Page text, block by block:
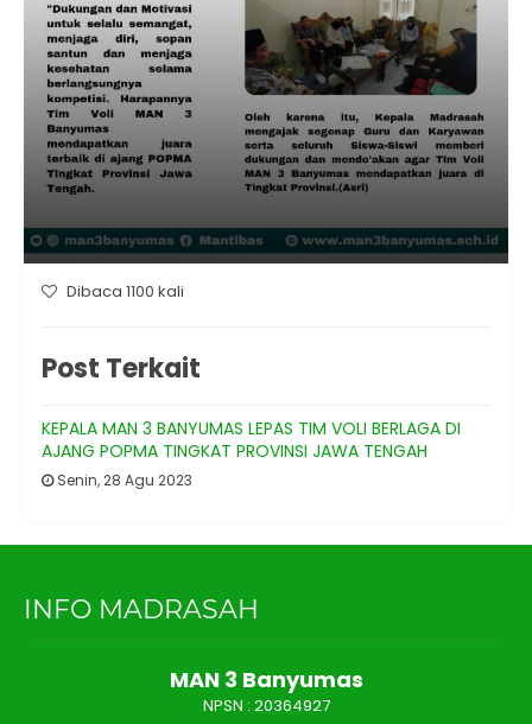
Dibaca 1100 kali
Post Terkait
KEPALA MAN 3 BANYUMAS LEPAS TIM VOLI BERLAGA DI
AJANG POPMA TINGKAT PROVINSI JAWA TENGAH
Senin, 28 Agu 2023
INFO MADRASAH
MAN 3 Banyumas
NPSN : 20364927